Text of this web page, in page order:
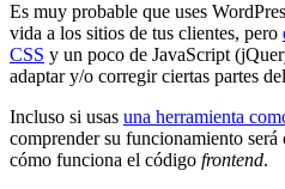
Es muy probable que uses
vida a los sitios de tus clientes, pero
CSS y un poco de JavaScript
adaptar y/o corregir ciertas partes
Incluso si usas una herramienta
comprender su funcionamiento será
cómo funciona el código frontend.